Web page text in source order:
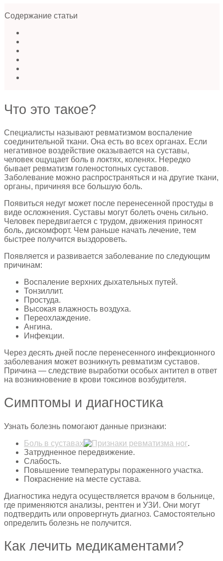
Содержание статьи
Что это такое?
Специалисты называют ревматизмом воспаление
соединительной ткани. Она есть во всех органах. Если
негативное воздействие оказывается на суставы,
человек ощущает боль в локтях, коленях. Нередко
бывает ревматизм голеностопных суставов.
Заболевание можно распространяться и на другие ткани,
органы, причиняя все большую боль.
Появиться недуг может после перенесенной простуды в
виде осложнения. Суставы могут болеть очень сильно.
Человек передвигается с трудом, движения приносят
боль, дискомфорт. Чем раньше начать лечение, тем
быстрее получится выздороветь.
Появляется и развивается заболевание по следующим
причинам:
Воспаление верхних дыхательных путей.
Тонзиллит.
Простуда.
Высокая влажность воздуха.
Переохлаждение.
Ангина.
Инфекции.
Через десять дней после перенесенного инфекционного
заболевания может возникнуть ревматизм суставов.
Причина — следствие выработки особых антител в ответ
на возникновение в крови токсинов возбудителя.
Симптомы и диагностика
Узнать болезнь помогают данные признаки:
Боль в суставах
.
Затрудненное передвижение.
Слабость.
Повышение температуры пораженного участка.
Покраснение на месте сустава.
Диагностика недуга осуществляется врачом в больнице,
где применяются анализы, рентген и УЗИ. Они могут
подтвердить или опровергнуть диагноз. Самостоятельно
определить болезнь не получится.
Как лечить медикаментами?